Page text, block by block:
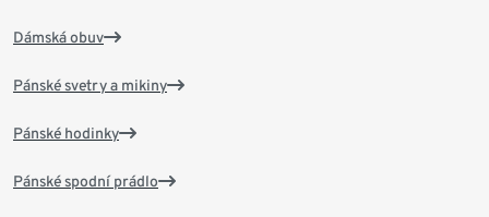
Dámská obuv
Pánské svetry a mikiny
Pánské hodinky
Pánské spodní prádlo